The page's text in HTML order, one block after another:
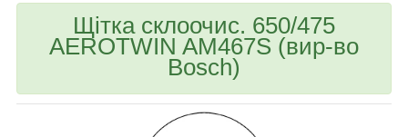
Щітка склоочис. 650/475
AEROTWIN AM467S (вир-во
Bosch)